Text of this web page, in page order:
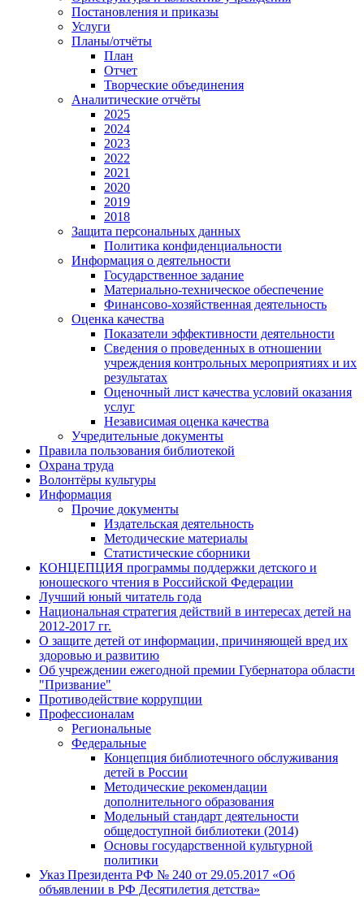
Постановления и приказы
Услуги
Планы/отчёты
План
Отчет
Творческие объединения
Аналитические отчёты
2025
2024
2023
2022
2021
2020
2019
2018
Защита персональных данных
Политика конфиденциальности
Информация о деятельности
Государственное задание
Материально-техническое обеспечение
Финансово-хозяйственная деятельность
Оценка качества
Показатели эффективности деятельности
Сведения о проведенных в отношении
учреждения контрольных мероприятиях и их
результатах
Оценочный лист качества условий оказания
услуг
Независимая оценка качества
Учредительные документы
Правила пользования библиотекой
Охрана труда
Волонтёры культуры
Информация
Прочие документы
Издательская деятельность
Методические материалы
Статистические сборники
КОНЦЕПЦИЯ программы поддержки детского и
юношеского чтения в Российской Федерации
Лучший юный читатель года
Национальная стратегия действий в интересах детей на
2012-2017 гг.
О защите детей от информации, причиняющей вред их
здоровью и развитию
Об учреждении ежегодной премии Губернатора области
"Призвание"
Противодействие коррупции
Профессионалам
Региональные
Федеральные
Концепция библиотечного обслуживания
детей в России
Методические рекомендации
дополнительного образования
Модельный стандарт деятельности
общедоступной библиотеки (2014)
Основы государственной культурной
политики
Указ Президента РФ № 240 от 29.05.2017 «Об
объявлении в РФ Десятилетия детства»